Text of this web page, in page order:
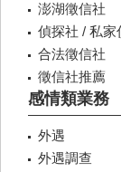
澎湖徵信社
偵探社 / 私家
合法徵信社
徵信社推薦
感情類業務
外遇
外遇調查